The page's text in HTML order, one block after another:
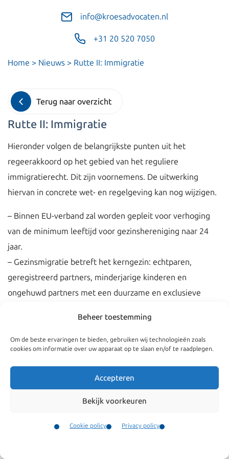
Beheer toestemming
Om de beste ervaringen te bieden, gebruiken wij technologieën zoals
cookies om informatie over uw apparaat op te slaan en/of te raadplegen.
Accepteren
Bekijk voorkeuren
Cookie policy Privacy policy
info@kroesadvocaten.nl
+31 20 520 7050
Home > Nieuws > Rutte II: Immigratie
Terug naar overzicht
Rutte II: Immigratie
Hieronder volgen de belangrijkste punten uit het
regeerakkoord op het gebied van het reguliere
immigratierecht. Dit zijn voornemens. De uitwerking
hiervan in concrete wet- en regelgeving kan nog wijzigen.
– Binnen EU-verband zal worden gepleit voor verhoging
van de minimum leeftijd voor gezinshereniging naar 24
jaar.
– Gezinsmigratie betreft het kerngezin: echtparen,
geregistreerd partners, minderjarige kinderen en
ongehuwd partners met een duurzame en exclusieve
– De termijn voor naturalisatie tot Nederlander wordt
verlengd van 5 naar 7 jaar.
– Een verblijfsvergunning wordt niet verleend als er
sprake is van eerder illegaal verblijf of fraude.
– Illegaal verblijf wordt strafbaar gesteld.
– Werkgevers die vreemdelingen zonder